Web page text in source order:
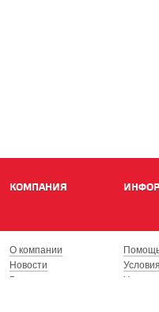
КОМПАНИЯ
О компании
Новости
Вакансии